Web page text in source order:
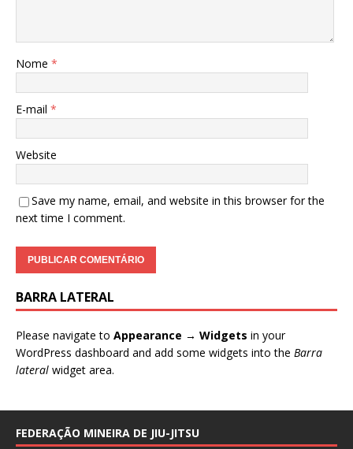
Nome *
E-mail *
Website
Save my name, email, and website in this browser for the
next time I comment.
BARRA LATERAL
Please navigate to Appearance → Widgets in your
WordPress dashboard and add some widgets into the Barra
lateral widget area.
FEDERAÇÃO MINEIRA DE JIU-JITSU